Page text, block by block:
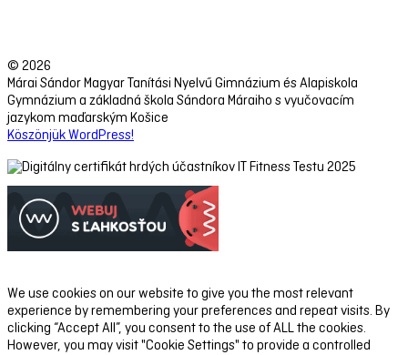
© 2026
Márai Sándor Magyar Tanítási Nyelvű Gimnázium és Alapiskola
Gymnázium a základná škola Sándora Máraiho s vyučovacím
jazykom maďarským Košice
Köszönjük WordPress!
We use cookies on our website to give you the most relevant
experience by remembering your preferences and repeat visits. By
clicking “Accept All”, you consent to the use of ALL the cookies.
However, you may visit "Cookie Settings" to provide a controlled